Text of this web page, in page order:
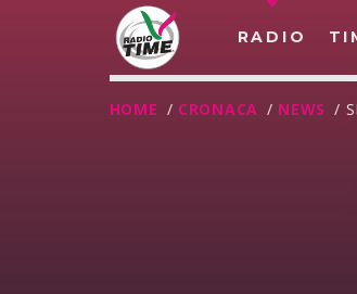
RADIO
HOME / CRONACA / NEWS /